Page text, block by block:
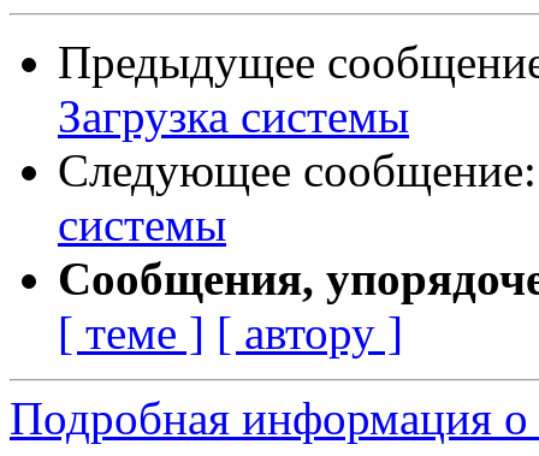
Предыдущее
Загрузка системы
Следующее
системы
Сообщения,
[ теме ] [ автору ]
Подробная информация о